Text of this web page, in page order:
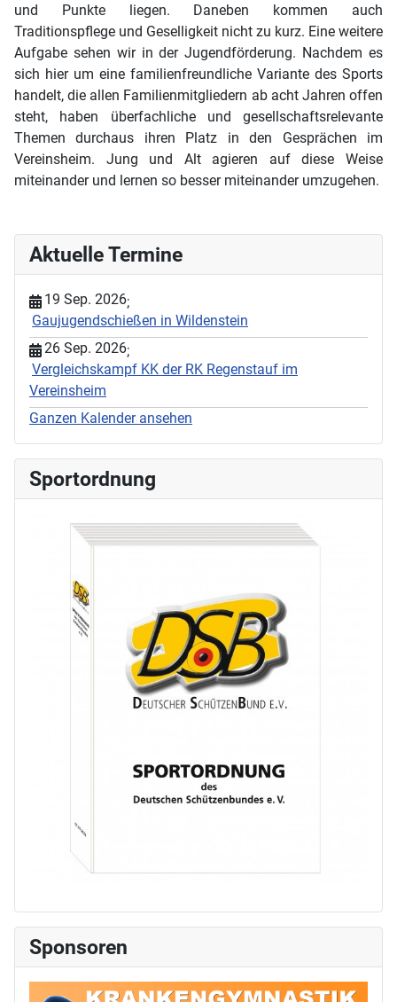
und Punkte liegen. Daneben kommen auch
Traditionspflege und Geselligkeit nicht zu kurz. Eine weitere
Aufgabe sehen wir in der Jugendförderung. Nachdem es
sich hier um eine familienfreundliche Variante des Sports
handelt, die allen Familienmitgliedern ab acht Jahren offen
steht, haben überfachliche und gesellschaftsrelevante
Themen durchaus ihren Platz in den Gesprächen im
Vereinsheim. Jung und Alt agieren auf diese Weise
miteinander und lernen so besser miteinander umzugehen.
Aktuelle Termine
19 Sep. 2026;
Gaujugendschießen in Wildenstein
26 Sep. 2026;
Vergleichskampf KK der RK Regenstauf im
Vereinsheim
Ganzen Kalender ansehen
Sportordnung
Sponsoren